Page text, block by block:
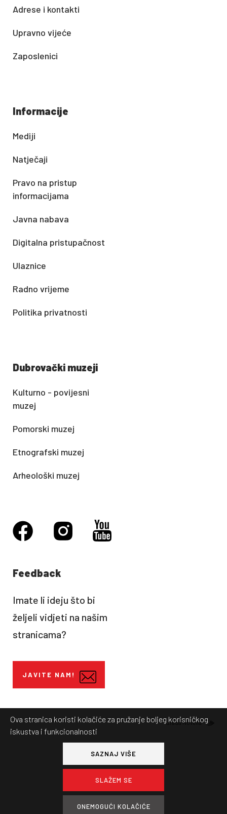
Ova stranica koristi kolačiće za pružanje boljeg korisničkog
iskustva i funkcionalnosti
SAZNAJ VIŠE
SLAŽEM SE
ONEMOGUĆI KOLAČIĆE
Adrese i kontakti
Upravno vijeće
Zaposlenici
Informacije
Mediji
Natječaji
Pravo na pristup
informacijama
Javna nabava
Digitalna pristupačnost
Ulaznice
Radno vrijeme
Politika privatnosti
Dubrovački muzeji
Kulturno - povijesni
muzej
Pomorski muzej
Etnografski muzej
Arheološki muzej
Feedback
Imate li ideju što bi
željeli vidjeti na našim
stranicama?
JAVITE NAM!
Izrada Novena